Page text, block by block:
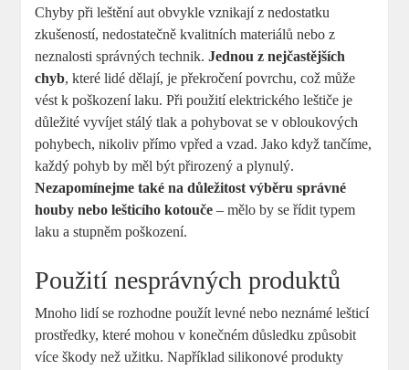
Chyby při leštění aut obvykle vznikají z nedostatku
zkušeností, nedostatečně kvalitních materiálů nebo z
neznalosti správných technik.Jednou z nejčastějších
chyb, které lidé dělají, je překročení povrchu, což může
vést k poškození laku. Při použití elektrického leštiče je
důležité vyvíjet stálý tlak a pohybovat se v obloukových
pohybech, nikoliv přímo vpřed a vzad. Jako když tančíme,
každý pohyb by měl být přirozený a plynulý.
Nezapomínejme také na důležitost výběru správné
houby nebo lešticího kotouče – mělo by se řídit typem
laku a stupněm poškození.
Použití nesprávných produktů
Mnoho lidí se rozhodne použít levné nebo neznámé lešticí
prostředky, které mohou v konečném důsledku způsobit
více škody než užitku. Například silikonové produkty